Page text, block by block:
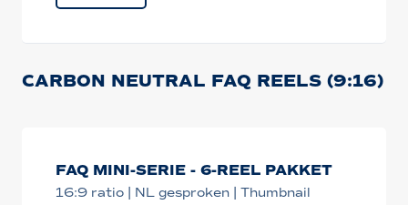
CARBON NEUTRAL FAQ REELS (9:16)
FAQ MINI-SERIE - 6-REEL PAKKET
16:9 ratio | NL gesproken | Thumbnail